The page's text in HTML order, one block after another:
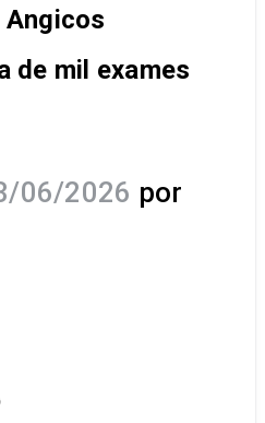
Angicos
de mil exames
06/2026 por